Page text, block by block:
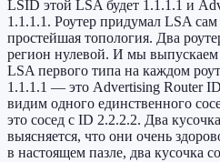
LSID этой LSA будет 1.1.1.1 и
1.1.1.1. Роутер придумал LSA
простейшая топология. Два
регион нулевой. И мы выпускаем
LSA первого типа на каждом
1.1.1.1 — это Advertising Router
видим одного единственного
это сосед с ID 2.2.2.2. Два
выясняется, что они очень
в настоящем пазле, два кусочка